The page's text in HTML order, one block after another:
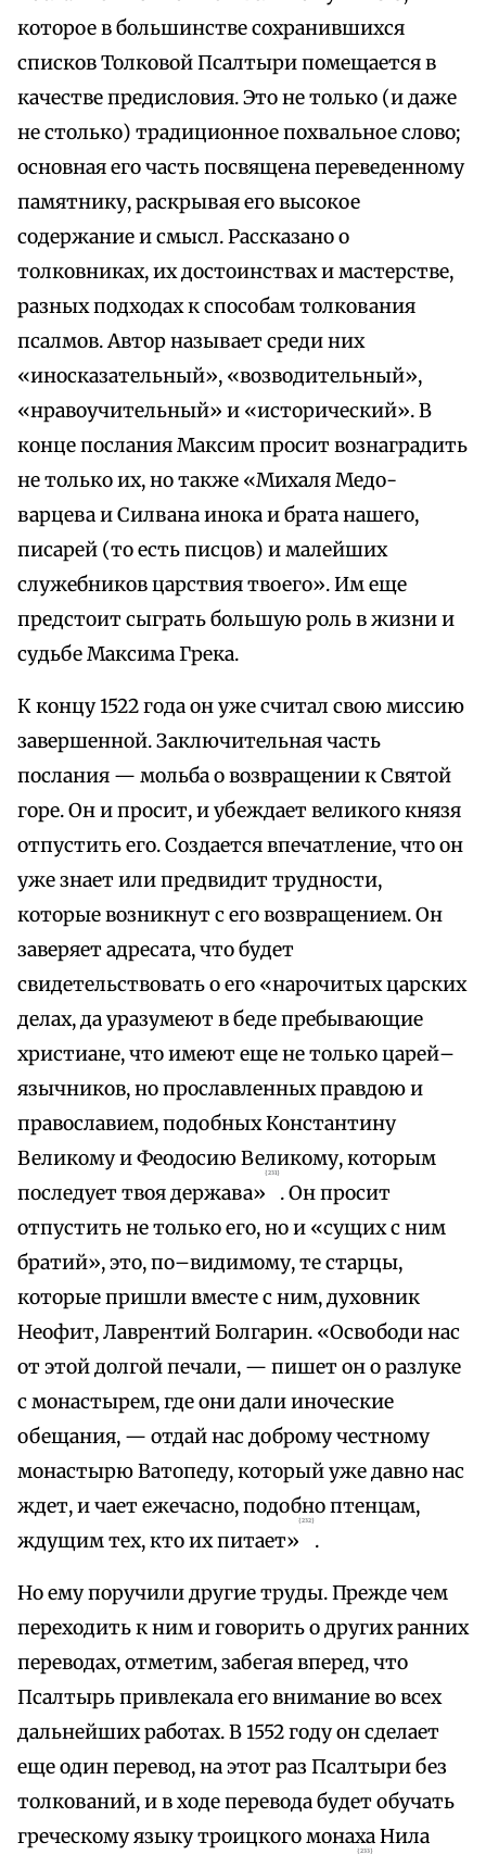
которое в большинстве сохранившихся
списков Толковой Псалтыри помещается в
качестве предисловия. Это не только (и даже
не столько) традиционное похвальное слово;
основная его часть посвящена переведенному
памятнику, раскрывая его высокое
содержание и смысл. Рассказано о
толковниках, их достоинствах и мастерстве,
разных подходах к способам толкования
псалмов. Автор называет среди них
«иносказательный», «возводительный»,
«нравоучительный» и «исторический». В
конце послания Максим просит вознаградить
не только их, но также «Михаля Медо-
варцева и Силвана инока и брата нашего,
писарей (то есть писцов) и малейших
служебников царствия твоего». Им еще
предстоит сыграть большую роль в жизни и
судьбе Максима Грека.
К концу 1522 года он уже считал свою миссию
завершенной. Заключительная часть
послания — мольба о возвращении к Святой
горе. Он и просит, и убеждает великого князя
отпустить его. Создается впечатление, что он
уже знает или предвидит трудности,
которые возникнут с его возвращением. Он
заверяет адресата, что будет
свидетельствовать о его «нарочитых царских
делах, да уразумеют в беде пребывающие
христиане, что имеют еще не только царей–
язычников, но прославленных правдою и
православием, подобных Константину
Великому и Феодосию Великому, которым
последует твоя держава»
{231}
. Он просит
отпустить не только его, но и «сущих с ним
братий», это, по–видимому, те старцы,
которые пришли вместе с ним, духовник
Неофит, Лаврентий Болгарин. «Освободи нас
от этой долгой печали, — пишет он о разлуке
с монастырем, где они дали иноческие
обещания, — отдай нас доброму честному
монастырю Ватопеду, который уже давно нас
ждет, и чает ежечасно, подобно птенцам,
ждущим тех, кто их питает»
{232}
.
Но ему поручили другие труды. Прежде чем
переходить к ним и говорить о других ранних
переводах, отметим, забегая вперед, что
Псалтырь привлекала его внимание во всех
дальнейших работах. В 1552 году он сделает
еще один перевод, на этот раз Псалтыри без
толкований, и в ходе перевода будет обучать
греческому языку троицкого монаха Нила
{233}